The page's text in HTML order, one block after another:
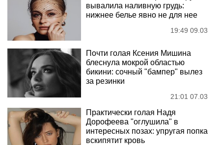
вывалила наливную грудь:
нижнее белье явно не для нее
19:49 09.03
Почти голая Ксения Мишина
блеснула мокрой областью
бикини: сочный "бампер" вылез
за резинки
21:01 07.03
Практически голая Надя
Дорофеева "оглушила" в
интересных позах: упругая попка
вскипятит кровь